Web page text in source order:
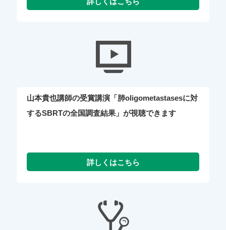
山本貴也講師の受賞講演「肺oligometastasesに対
するSBRTの全国調査結果」が視聴できます